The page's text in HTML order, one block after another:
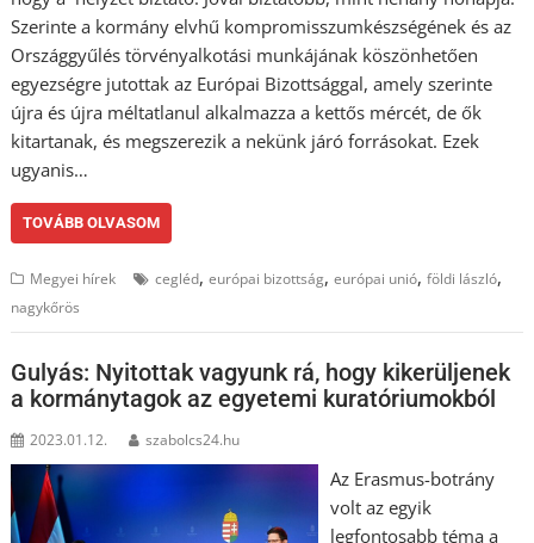
Szerinte a kormány elvhű kompromisszumkészségének és az
Országgyűlés törvényalkotási munkájának köszönhetően
egyezségre jutottak az Európai Bizottsággal, amely szerinte
újra és újra méltatlanul alkalmazza a kettős mércét, de ők
kitartanak, és megszerezik a nekünk járó forrásokat. Ezek
ugyanis…
TOVÁBB OLVASOM
Megyei hírek cegléd,európai bizottság,európai unió,földi lászló,
nagykőrös
Gulyás: Nyitottak vagyunk rá, hogy kikerüljenek
a kormánytagok az egyetemi kuratóriumokból
2023.01.12. szabolcs24.hu
Az Erasmus-botrány
volt az egyik
legfontosabb téma a